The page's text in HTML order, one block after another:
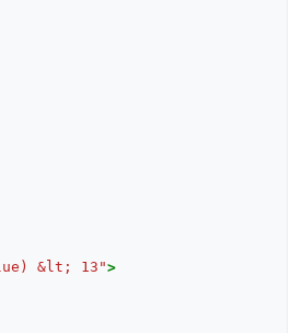
&lt; 13">